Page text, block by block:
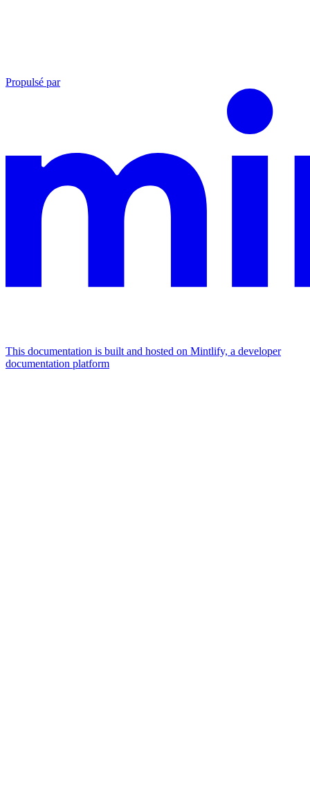
Propulsé par
This documentation is built and hosted on Mintlify, a developer
documentation platform